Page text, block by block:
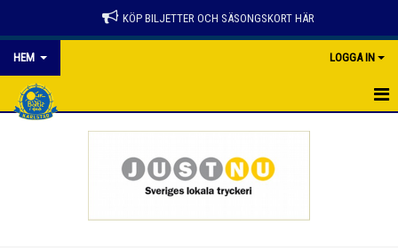
KÖP BILJETTER OCH SÄSONGSKORT HÄR
HEM LOGGA IN